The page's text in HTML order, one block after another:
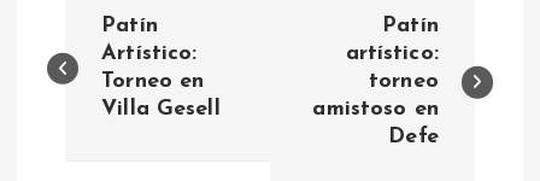
a
Patín
Artístico:
Torneo en
Villa Gesell
Patín
artístico:
torneo
amistoso en
Defe